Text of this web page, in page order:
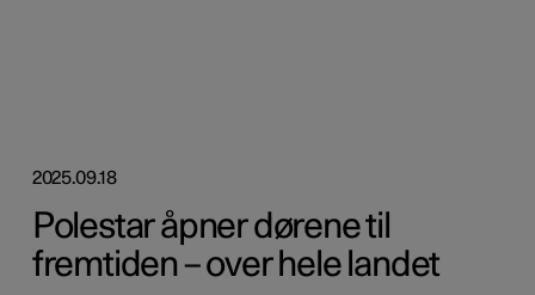
2025.09.18
Polestar åpner dørene til
fremtiden – over hele landet